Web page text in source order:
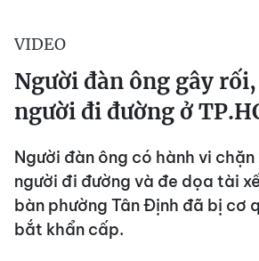
VIDEO
Người đàn ông gây
người đi đường ở
Người đàn ông có hành vi
người đi đường và đe dọa tài
bàn phường Tân Định đã bị cơ
bắt khẩn cấp.